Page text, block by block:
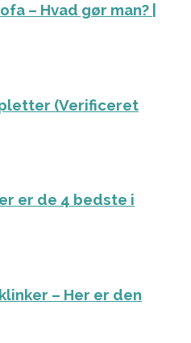
– Hvad gør man? |
(Verificeret
er de 4 bedste i
– Her er den